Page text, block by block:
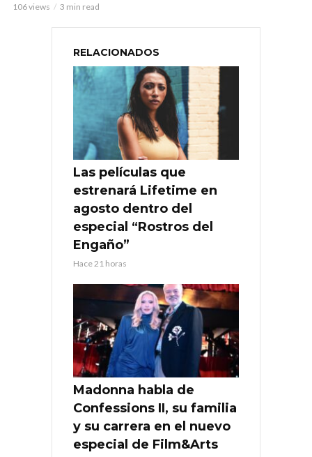
106 views 3 min read
RELACIONADOS
Las películas que
estrenará Lifetime en
agosto dentro del
especial “Rostros del
Engaño”
Hace 21 horas
Madonna habla de
Confessions II, su familia
y su carrera en el nuevo
especial de Film&Arts